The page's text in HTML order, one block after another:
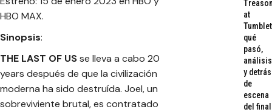
Videos
HBO MAX.
Sinopsis:
THE LAST OF USse lleva a cabo 20
years después de que la civilización
moderna ha sido destruída. Joel, un
sobreviviente brutal, es contratado
at
qué
pasó,
análisis
y detrás
de
escena
del final